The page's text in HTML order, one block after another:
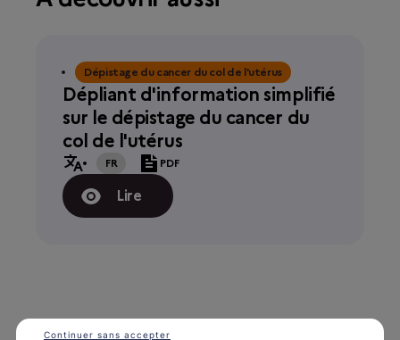
Dépistage du cancer du col de l'utérus
Dépliant d'information simplifié
sur le dépistage du cancer du
col de l'utérus
FR PDF
Lire
Continuer sans accepter